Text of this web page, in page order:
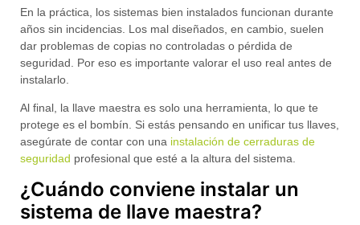
En la práctica, los sistemas bien instalados funcionan durante
años sin incidencias. Los mal diseñados, en cambio, suelen
dar problemas de copias no controladas o pérdida de
seguridad. Por eso es importante valorar el uso real antes de
instalarlo.
Al final, la llave maestra es solo una herramienta, lo que te
protege es el bombín. Si estás pensando en unificar tus llaves,
asegúrate de contar con una instalación de cerraduras de
seguridad profesional que esté a la altura del sistema.
¿Cuándo conviene instalar un
sistema de llave maestra?